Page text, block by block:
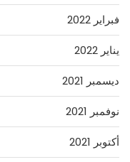
فبراير 2022
يناير 2022
ديسمبر 2021
نوفمبر 2021
أكتوبر 2021